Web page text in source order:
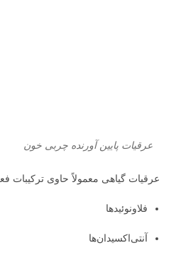
عرقیات پایین آورنده چربی خون
عرقیات گیاهی معمولاً حاوی ترکیبات
فلاونوئیدها
آنتی‌اکسیدان‌ها